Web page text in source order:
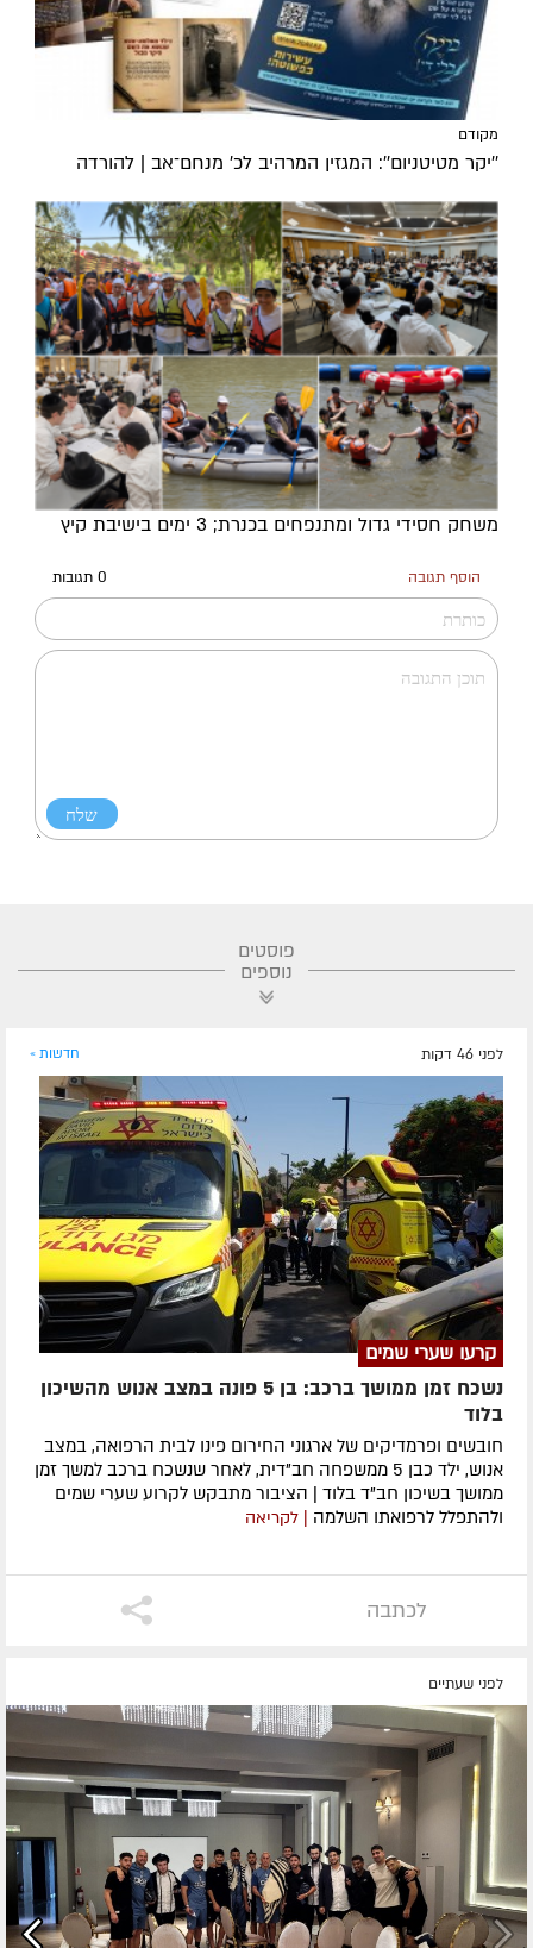
מקודם
''יקר מטיטניום'': המגזין המרהיב לכ’ מנחם־אב | להורדה
משחק חסידי גדול ומתנפחים בכנרת; 3 ימים בישיבת קיץ
הוסף תגובה 0 תגובות
פוסטים
נוספים
לפני 46 דקות חדשות »
קרעו שערי שמים
נשכח זמן ממושך ברכב: בן 5 פונה במצב אנוש מהשיכון
בלוד
חובשים ופרמדיקים של ארגוני החירום פינו לבית הרפואה, במצב
אנוש, ילד כבן 5 ממשפחה חב"דית, לאחר שנשכח ברכב למשך זמן
ממושך בשיכון חב"ד בלוד | הציבור מתבקש לקרוע שערי שמים
ולהתפלל לרפואתו השלמה | לקריאה
לכתבה
לפני שעתיים